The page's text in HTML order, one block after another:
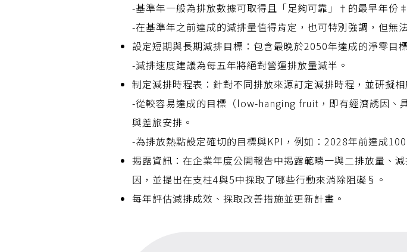
-基準年一般為排放數據可取得且「足夠可靠」†的最早年份
-在基準年之前達成的減排量值得肯定，也可特別強調，但無
設定短期與長期減排目標：包含最晚於2050年達成的淨零目
-減排速度建議為每五年將絕對營運排放量減半。
制定減排時程表：針對不同排放來源訂定減排時程，並研擬相
-從較容易達成的目標（low-hanging fruit，即有經濟誘因、
與差旅安排。
-為排放熱點設定確切的目標與KPI，例如：2028年前達成
揭露資訊：在企業年度公開報告中揭露範疇一與二排放量、
因，並提出在支柱4與5中採取了哪些行動來消除阻礙§。
每年評估減排成效、採取改善措施並更新計畫。